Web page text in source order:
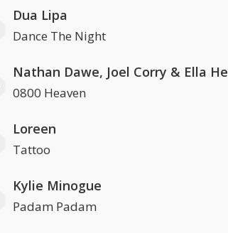
Dua Lipa
Dance The Night
0800 Heaven
Loreen
Tattoo
Kylie Minogue
Padam Padam